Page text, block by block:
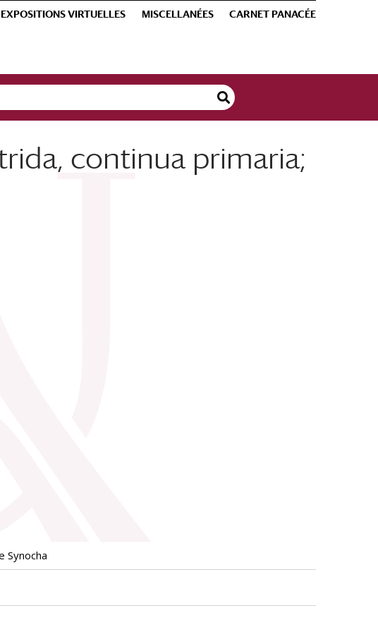
EXPOSITIONS VIRTUELLES MISCELLANÉES CARNET PANACÉE
continua primaria;
Synocha